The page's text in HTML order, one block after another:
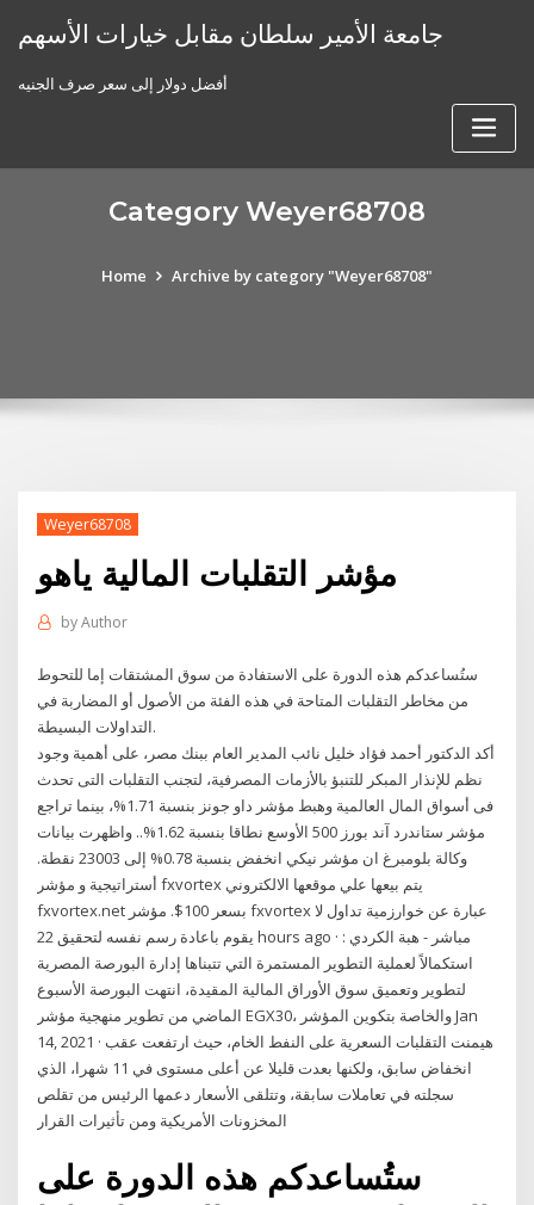
جامعة الأمير سلطان مقابل خيارات الأسهم
أفضل دولار إلى سعر صرف الجنيه
Category Weyer68708
Home Archive by category "Weyer68708"
Weyer68708
مؤشر التقلبات المالية ياهو
byAuthor
ستُساعدكم هذه الدورة على الاستفادة من سوق المشتقات إما للتحوط
من مخاطر التقلبات المتاحة في هذه الفئة من الأصول أو المضاربة في
التداولات البسيطة.
أكد الدكتور أحمد فؤاد خليل نائب المدير العام ببنك مصر، على أهمية وجود
نظم للإنذار المبكر للتنبؤ بالأزمات المصرفية، لتجنب التقلبات التى تحدث
فى أسواق المال العالمية وهبط مؤشر داو جونز بنسبة 1.71%، بينما تراجع
مؤشر ستاندرد آند بورز 500 الأوسع نطاقا بنسبة 1.62%.. واظهرت بيانات
وكالة بلومبرغ ان مؤشر نيكي انخفض بنسبة 0.78% إلى 23003 نقطة.
أستراتيجية و مؤشر fxvortex يتم بيعها علي موقعها الالكتروني
fxvortex.net بسعر 100$. مؤشر fxvortex عبارة عن خوارزمية تداول لا
يقوم باعادة رسم نفسه لتحقيق 22 hours ago · مباشر - هبة الكردي :
استكمالاً لعملية التطوير المستمرة التي تتبناها إدارة البورصة المصرية
لتطوير وتعميق سوق الأوراق المالية المقيدة، انتهت البورصة الأسبوع
الماضي من تطوير منهجية مؤشر EGX30، والخاصة بتكوين المؤشر Jan
14, 2021 · هيمنت التقلبات السعرية على النفط الخام، حيث ارتفعت عقب
انخفاض سابق، ولكنها بعدت قليلا عن أعلى مستوى في 11 شهرا، الذي
سجلته في تعاملات سابقة، وتتلقى الأسعار دعمها الرئيس من تقلص
المخزونات الأمريكية ومن تأثيرات القرار
ستُساعدكم هذه الدورة على